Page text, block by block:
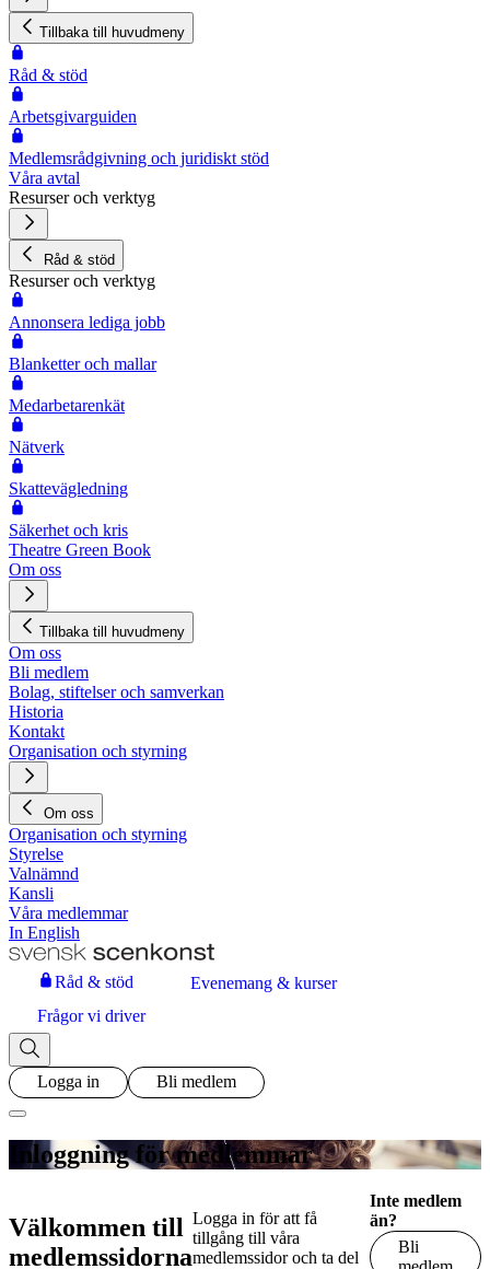
Tillbaka till huvudmeny
Råd & stöd
Arbetsgivarguiden
Medlemsrådgivning och juridiskt stöd
Våra avtal
Resurser och verktyg
Råd & stöd
Resurser och verktyg
Annonsera lediga jobb
Blanketter och mallar
Medarbetarenkät
Nätverk
Skattevägledning
Säkerhet och kris
Theatre Green Book
Om oss
Tillbaka till huvudmeny
Om oss
Bli medlem
Bolag, stiftelser och samverkan
Historia
Kontakt
Organisation och styrning
Om oss
Organisation och styrning
Styrelse
Valnämnd
Kansli
Våra medlemmar
In English
Råd & stöd
Evenemang & kurser
Frågor vi driver
Logga in Bli medlem
Inloggning för medlemmar
Välkommen till
medlemssidorna
Logga in för att få
tillgång till våra
medlemssidor och ta del
Inte medlem
än?
Bli